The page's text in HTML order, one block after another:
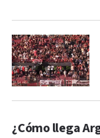
¿Cómo llega